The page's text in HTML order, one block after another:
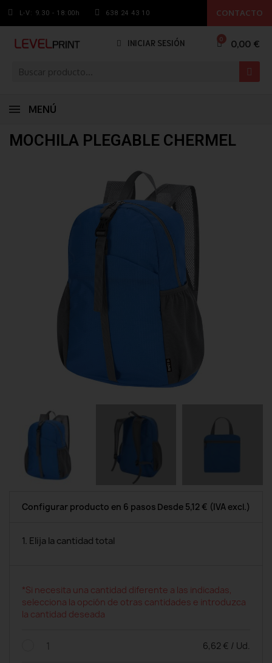
L-V: 9.30 - 18:00h 638 24 43 10 CONTACTO
INICIAR SESIÓN 0,00 €
MENÚ
MOCHILA PLEGABLE CHERMEL
Configurar producto en 6 pasos Desde 5,12 € (IVA excl.)
1. Elija la cantidad total
*Si necesita una cantidad diferente a las indicadas,
selecciona la opción de otras cantidades e introduzca
la cantidad deseada
1 6,62 € / Ud.